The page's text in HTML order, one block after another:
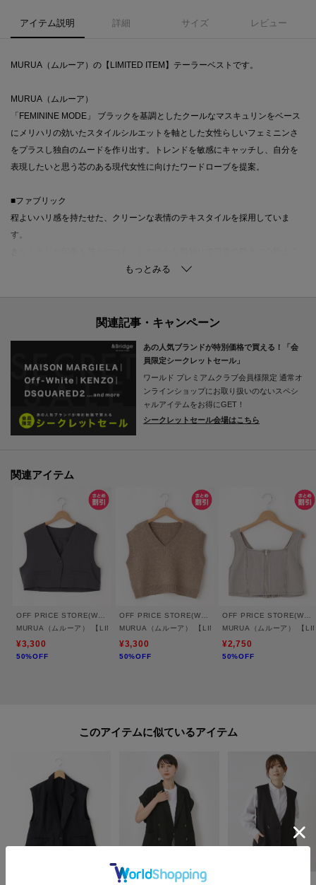
アイテム説明 詳細 サイズ レビュー
MURUA（ムルーア）の【LIMITED ITEM】テーラーベストです。
MURUA（ムルーア）
「FEMININE MODE」 ブラックを基調としたクールなマスキュリンをベース
にメリハリの効いたスタイルシルエットを軸とした女性らしいフェミニンさ
をプラスし独自のムードを作り出す。トレンドを敏感にキャッチし、自分を
表現したいと思う芯のある現代女性に向けたワードローブを提案。
■ファブリック
程よいハリ感を持たせた、クリーンな表情のテキスタイルを採用していま
す。
気兼ねなくデイリーユースでき、スマートな着こなしを後押しします。
顔周りを端正に魅せる、洗練されたテーラードカラーデザインです。
フロントに配されたダブルボタンが、知的なアクセントとして機能します。
ゆとりを持たせた直線的なシルエットが、エフォートレスな抜け感を演出し
ます。
マニッシュなディテールを都会的に昇華させた、クリーンでモダンな一枚で
シンプルなトップスに重ねるだけで、洗練されたレイヤードスタイルが完成
します。
落ち感のあるスラックスを合わせれば、都会的でスマートな装いに仕上がり
ます。
フェミニンなワンピースに羽織る、甘さを抑えたミックススタイルもおすす
めです。
す。
※取り扱いについては、商品についている洗濯表示にてご確認下さい。
＝＝＝＝＝＝＝＝＝＝＝＝＝＝＝＝＝＝＝＝＝＝＝＝
気になるアイテムは【お気に入り登録】がおすすめです！
■お気に入り登録について
オンラインサイトの各アイテムにある「ハートマーク」をクリックして簡単
あの人気ブランドが特別価格で買える！「会
員限定シークレットセール」
ワールド プレミアムクラブ会員様限定 通常オ
ンラインショップにお取り扱いのないスペシ
ャルアイテムをお得にGET！
シークレットセール会場はこちら
関連アイテム
MURUA（ムルーア） 【LIMITED ITEM】シングルショートベスト【SALE/セール/オ
¥3,300
50%OFF
MURUA（ムルーア） 【LIMITED ITEM】ショートニッ
¥3,300
50%OFF
MURUA（ムルーア） 【
¥2,750
50%OFF
このアイテムに似ているアイテム
TASIKENT